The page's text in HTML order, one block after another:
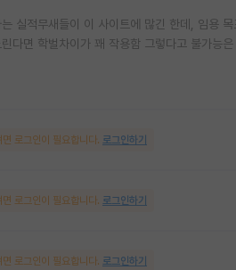
실적무새들이 이 사이트에 많긴 한데, 임용
다면 학벌차이가 꽤 작용함 그렇다고 불가능
로그인이 필요합니다. 로그인하기
로그인이 필요합니다. 로그인하기
로그인이 필요합니다. 로그인하기